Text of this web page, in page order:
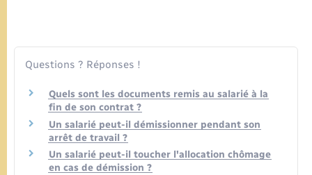
Questions ? Réponses !
Quels sont les documents remis au salarié à la
fin de son contrat ?
Un salarié peut-il démissionner pendant son
arrêt de travail ?
Un salarié peut-il toucher l'allocation chômage
en cas de démission ?